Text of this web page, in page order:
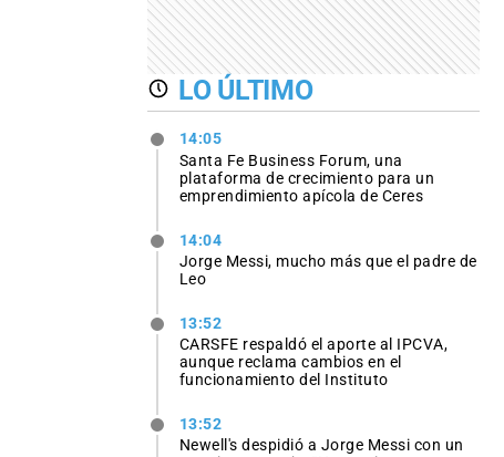
LO ÚLTIMO
14:05
Santa Fe Business Forum, una
plataforma de crecimiento para un
emprendimiento apícola de Ceres
14:04
Jorge Messi, mucho más que el padre de
Leo
13:52
CARSFE respaldó el aporte al IPCVA,
aunque reclama cambios en el
funcionamiento del Instituto
13:52
Newell's despidió a Jorge Messi con un